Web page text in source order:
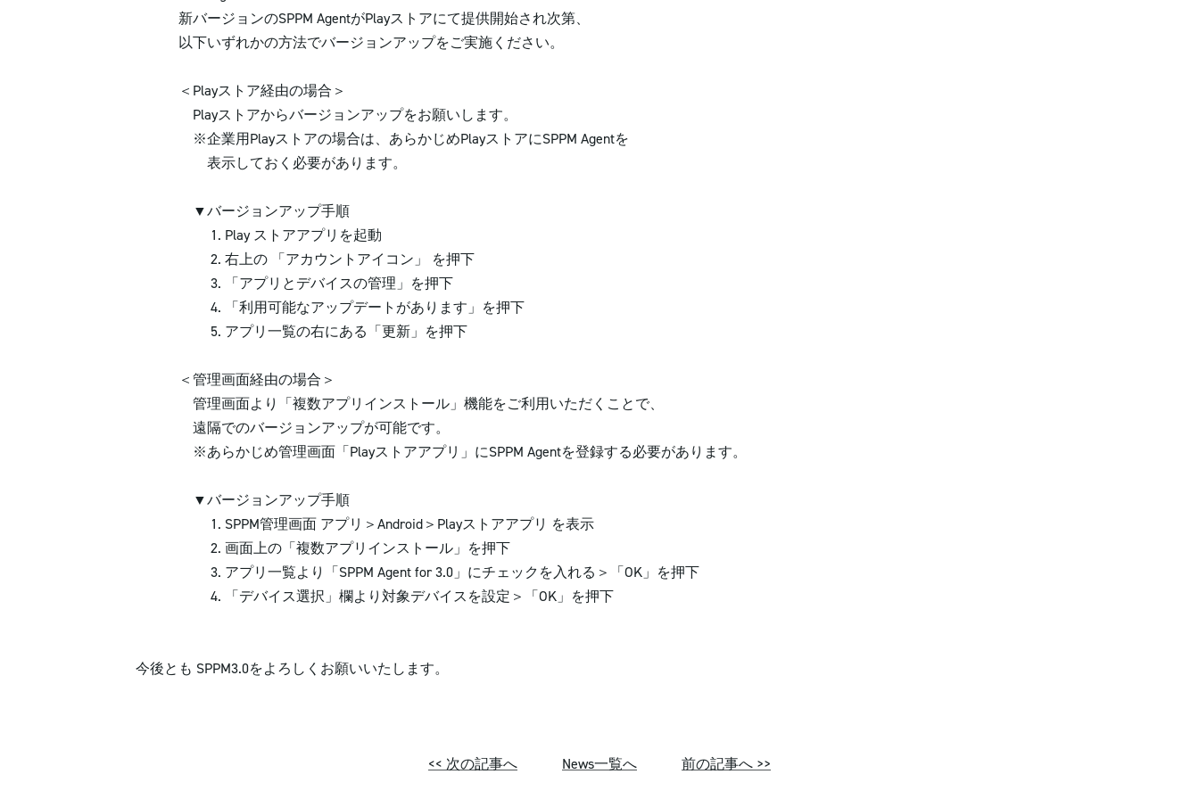
新バージョンのSPPM AgentがPlayストアにて提供開始され次第、
以下いずれかの方法でバージョンアップをご実施ください。
＜Playストア経由の場合＞
Playストアからバージョンアップをお願いします。
※企業用Playストアの場合は、あらかじめPlayストアにSPPM Agentを
表示しておく必要があります。
▼バージョンアップ手順
1. Play ストアアプリを起動
2. 右上の 「アカウントアイコン」 を押下
3. 「アプリとデバイスの管理」を押下
4. 「利用可能なアップデートがあります」を押下
5. アプリ一覧の右にある「更新」を押下
＜管理画面経由の場合＞
管理画面より「複数アプリインストール」機能をご利用いただくことで、
遠隔でのバージョンアップが可能です。
※あらかじめ管理画面「Playストアアプリ」にSPPM Agentを登録する必要があります。
▼バージョンアップ手順
1. SPPM管理画面 アプリ＞Android＞Playストアアプリ を表示
2. 画面上の「複数アプリインストール」を押下
3. アプリ一覧より「SPPM Agent for 3.0」にチェックを入れる＞「OK」を押下
4. 「デバイス選択」欄より対象デバイスを設定＞「OK」を押下
今後とも SPPM3.0をよろしくお願いいたします。
<< 次の記事へ News一覧へ 前の記事へ >>